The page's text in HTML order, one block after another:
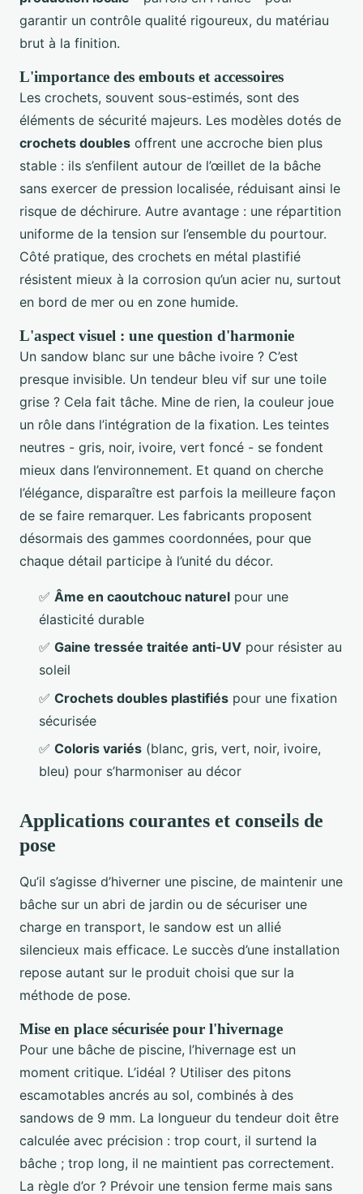
garantir un contrôle qualité rigoureux, du matériau
brut à la finition.
L'importance des embouts et accessoires
Les crochets, souvent sous-estimés, sont des
éléments de sécurité majeurs. Les modèles dotés de
crochets doubles offrent une accroche bien plus
stable : ils s’enfilent autour de l’œillet de la bâche
sans exercer de pression localisée, réduisant ainsi le
risque de déchirure. Autre avantage : une répartition
uniforme de la tension sur l’ensemble du pourtour.
Côté pratique, des crochets en métal plastifié
résistent mieux à la corrosion qu’un acier nu, surtout
en bord de mer ou en zone humide.
L'aspect visuel : une question d'harmonie
Un sandow blanc sur une bâche ivoire ? C’est
presque invisible. Un tendeur bleu vif sur une toile
grise ? Cela fait tâche. Mine de rien, la couleur joue
un rôle dans l’intégration de la fixation. Les teintes
neutres - gris, noir, ivoire, vert foncé - se fondent
mieux dans l’environnement. Et quand on cherche
l’élégance, disparaître est parfois la meilleure façon
de se faire remarquer. Les fabricants proposent
désormais des gammes coordonnées, pour que
chaque détail participe à l’unité du décor.
✅ Âme en caoutchouc naturel pour une
élasticité durable
✅ Gaine tressée traitée anti-UV pour résister au
soleil
✅ Crochets doubles plastifiés pour une fixation
sécurisée
✅ Coloris variés (blanc, gris, vert, noir, ivoire,
bleu) pour s’harmoniser au décor
Applications courantes et conseils de
pose
Qu’il s’agisse d’hiverner une piscine, de maintenir une
bâche sur un abri de jardin ou de sécuriser une
charge en transport, le sandow est un allié
silencieux mais efficace. Le succès d’une installation
repose autant sur le produit choisi que sur la
méthode de pose.
Mise en place sécurisée pour l'hivernage
Pour une bâche de piscine, l’hivernage est un
moment critique. L’idéal ? Utiliser des pitons
escamotables ancrés au sol, combinés à des
sandows de 9 mm. La longueur du tendeur doit être
calculée avec précision : trop court, il surtend la
bâche ; trop long, il ne maintient pas correctement.
La règle d’or ? Prévoir une tension ferme mais sans